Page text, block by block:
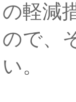
の軽減
ので、
い。